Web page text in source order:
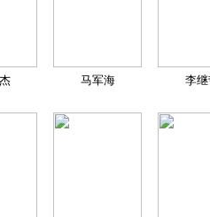
马军海 李继